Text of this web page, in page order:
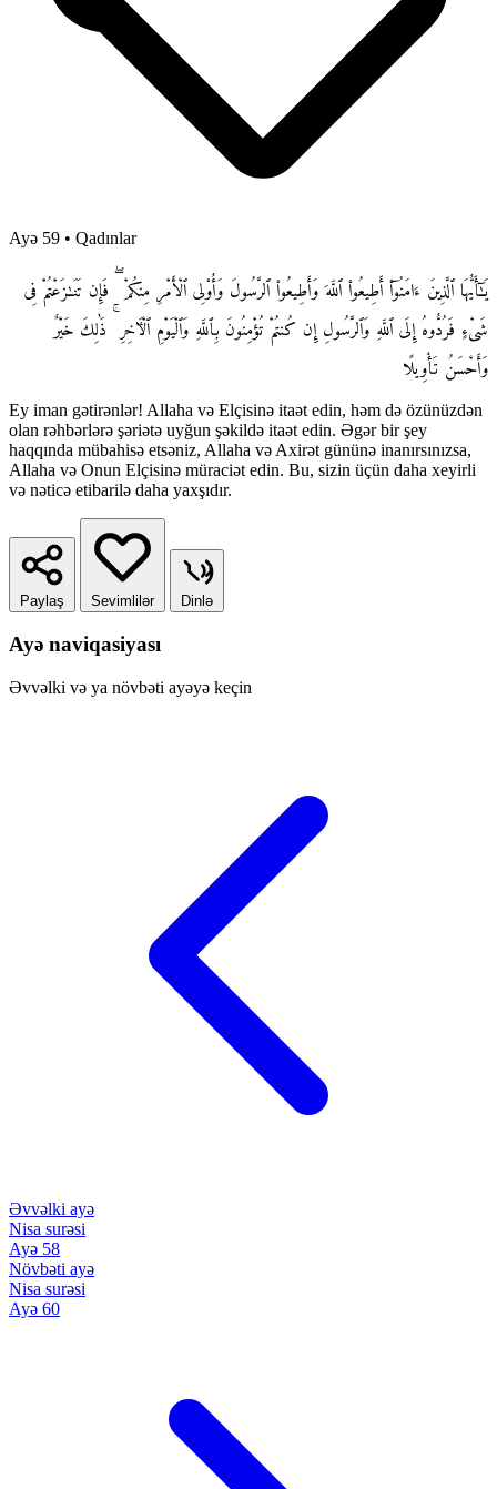
Ayə 59 • Qadınlar
يَـٰٓأَيُّهَا ٱلَّذِينَ ءَامَنُوٓا۟ أَطِيعُوا۟ ٱللَّهَ وَأَطِيعُوا۟ ٱلرَّسُولَ وَأُو۟لِى ٱلْأَمْرِ مِنكُمْ ۖ فَإِن تَنَـٰزَعْتُمْ فِى
شَىْءٍ فَرُدُّوهُ إِلَى ٱللَّهِ وَٱلرَّسُولِ إِن كُنتُمْ تُؤْمِنُونَ بِٱللَّهِ وَٱلْيَوْمِ ٱلْـَٔاخِرِ ۚ ذَٰلِكَ خَيْرٌ
وَأَحْسَنُ تَأْوِيلًا
Ey iman gətirənlər! Allaha və Elçisinə itaət edin, həm də özünüzdən
olan rəhbərlərə şəriətə uyğun şəkildə itaət edin. Əgər bir şey
haqqında mübahisə etsəniz, Allaha və Axirət gününə inanırsınızsa,
Allaha və Onun Elçisinə müraciət edin. Bu, sizin üçün daha xeyirli
və nəticə etibarilə daha yaxşıdır.
Paylaş Sevimlilər Dinlə
Ayə naviqasiyası
Əvvəlki və ya növbəti ayəyə keçin
Əvvəlki ayə
Nisa surəsi
Ayə 58
Növbəti ayə
Nisa surəsi
Ayə 60